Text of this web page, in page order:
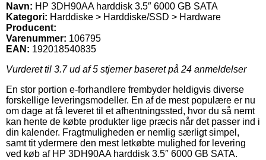
Navn: HP 3DH90AA harddisk 3.5″ 6000 GB SATA
Kategori: Harddiske > Harddiske/SSD > Hardware
Producent:
Varenummer: 106795
EAN: 192018540835
Vurderet til 3.7ud af 5 stjerner baseret på 24 anmeldelser
En stor portion e-forhandlere frembyder heldigvis diverse
forskellige leveringsmodeller. En af de mest populære er nu
om dage at få leveret til et afhentningssted, hvor du så nemt
kan hente de købte produkter lige præcis når det passer ind i
din kalender. Fragtmuligheden er nemlig særligt simpel,
samt tit ydermere den mest letkøbte mulighed for levering
ved køb af HP 3DH90AA harddisk 3.5″ 6000 GB SATA.